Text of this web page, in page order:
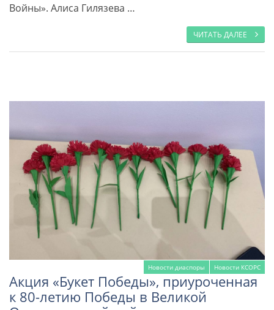
Войны». Алиса Гилязева …
ЧИТАТЬ ДАЛЕЕ
Новости диаспоры Новости КСОРС
Акция «Букет Победы», приуроченная
к 80-летию Победы в Великой